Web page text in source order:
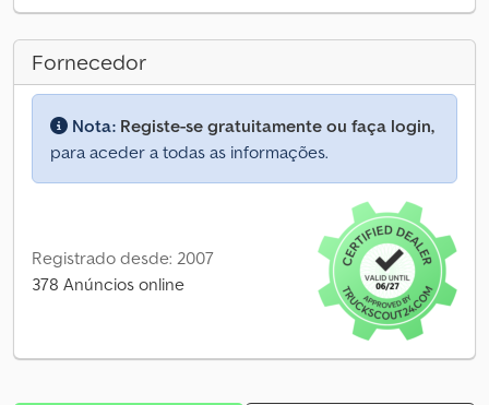
Fornecedor
Nota: Registe-se gratuitamente ou faça login,
para aceder a todas as informações.
Registrado desde: 2007
378 Anúncios online